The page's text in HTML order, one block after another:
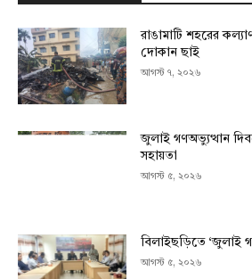
রাঙামাটি শহরের
দোকান ছাই
আগস্ট ৭, ২০২৬
জুলাই গণঅভ্যুত্থান
সহায়তা
আগস্ট ৫, ২০২৬
বিলাইছড়িতে ‘জুলাই
আগস্ট ৫, ২০২৬